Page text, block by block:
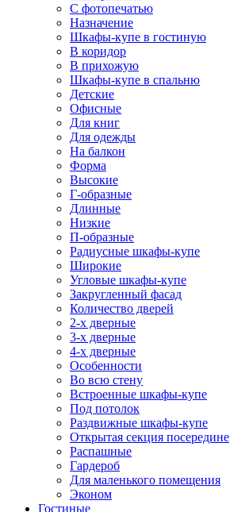
С фотопечатью
Назначение
Шкафы-купе в гостиную
В коридор
В прихожую
Шкафы-купе в спальню
Детские
Офисные
Для книг
Для одежды
На балкон
Форма
Высокие
Г-образные
Длинные
Низкие
П-образные
Радиусные шкафы-купе
Широкие
Угловые шкафы-купе
Закругленный фасад
Количество дверей
2-х дверные
3-х дверные
4-х дверные
Особенности
Во всю стену
Встроенные шкафы-купе
Под потолок
Раздвижные шкафы-купе
Открытая секция посередине
Распашные
Гардероб
Для маленького помещения
Эконом
Гостиные